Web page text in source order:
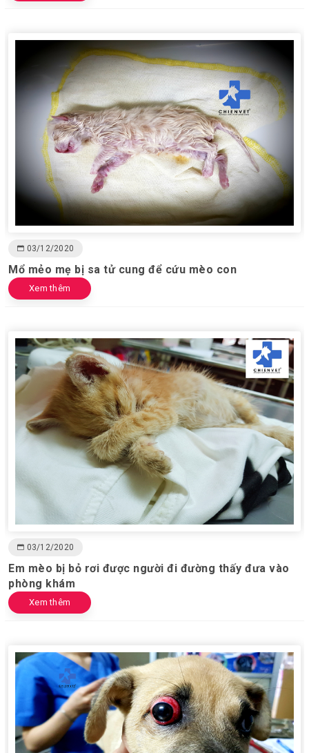
03/12/2020
Mổ mẻo mẹ bị sa tử cung để cứu mèo con
Xem thêm
03/12/2020
Em mèo bị bỏ rơi được người đi đường thấy đưa vào
phòng khám
Xem thêm